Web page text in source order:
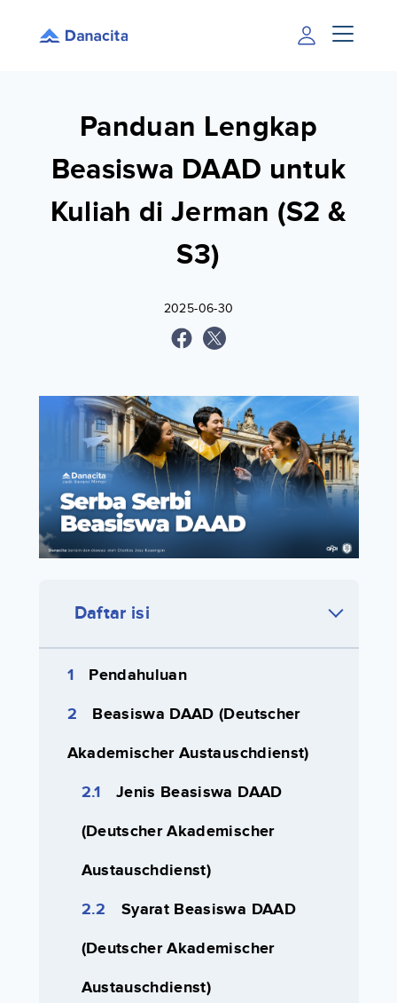
Panduan Lengkap
Beasiswa DAAD untuk
Kuliah di Jerman (S2 &
S3)
2025-06-30
Daftar isi
Pendahuluan
Beasiswa DAAD (Deutscher
Akademischer Austauschdienst)
Jenis Beasiswa DAAD
(Deutscher Akademischer
Austauschdienst)
Syarat Beasiswa DAAD
(Deutscher Akademischer
Austauschdienst)